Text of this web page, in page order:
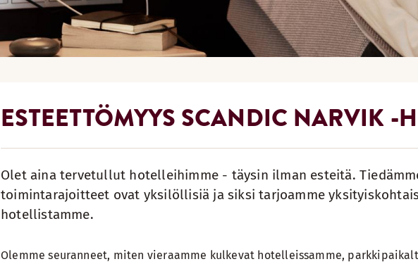
ESTEETTÖMYYS SCANDIC NARVIK -
Olet aina tervetullut hotelleihimme - täysin ilman esteitä.
toimintarajoitteet ovat yksilöllisiä ja siksi tarjoamme
hotellistamme.
Olemme seuranneet, miten vieraamme kulkevat hotelleissamme,